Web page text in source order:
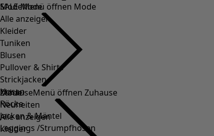
SALE Mode
Alle anzeigen
Kleider
Tuniken
Blusen
Pullover & Shirts
Strickjacken
Hosen
Röcke
Jacken & Mäntel
Leggings /Strumpfhosen
ModeMenü öffnen Mode
Mode
Neuheiten
Alle anzeigen
Kleider
ZuhauseMenü öffnen Zuhause